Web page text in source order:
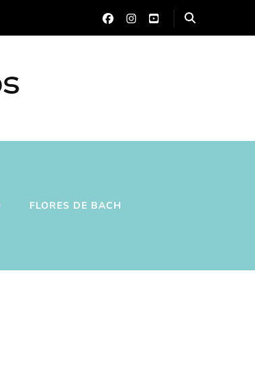
FLORES DE BACH